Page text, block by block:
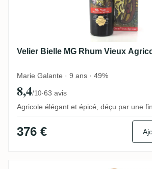
Velier Bielle MG Rhum Vieux
Marie Galante · 9 ans · 49%
8,4/10·63 avis
Agricole élégant et épicé, déçu par une
376 €